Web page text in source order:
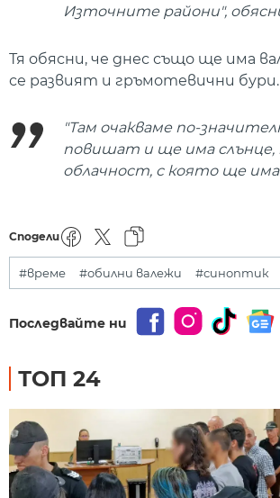
Източните райони",
Тя обясни, че днес също ще има
се развият и гръмотевични бури.
"Там очакваме по-
повишат и ще има слънце,
облачност, с която ще
Сподели
#време #обилни валежи #синоптик
Последвайте ни
ТОП 24